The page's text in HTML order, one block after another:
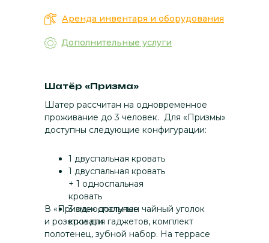
Дополнительные услуги
Шатёр «Призма»
Шатер рассчитан на одновременное
проживание до 3 человек. Для «Призмы»
доступны следующие конфигурации:
В «Призме» доступен чайный уголок
и розетки для гаджетов, комплект
полотенец, зубной набор. На террасе
1 двуспальная кровать
1 двуспальная кровать
+ 1 односпальная
кровать
3 односпальные
кровати
Аренда инвентаря и оборудования